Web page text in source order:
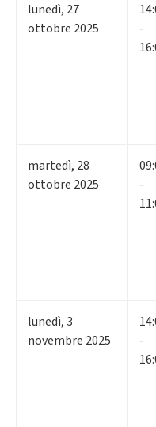
lunedì, 27
ottobre 2025
-
martedì, 28
ottobre 2025
-
lunedì,3
novembre 2025
-